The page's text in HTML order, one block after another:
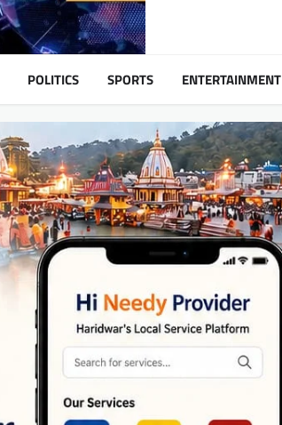
POLITICS SPORTS ENTERTAINMENT